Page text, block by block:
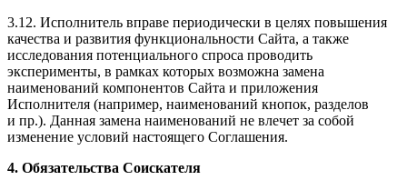
3.12. Исполнитель вправе периодически в целях повышения
качества и развития функциональности Сайта, а также
исследования потенциального спроса проводить
эксперименты, в рамках которых возможна замена
наименований компонентов Сайта и приложения
Исполнителя (например, наименований кнопок, разделов
и пр.). Данная замена наименований не влечет за собой
изменение условий настоящего Соглашения.
4. Обязательства Соискателя